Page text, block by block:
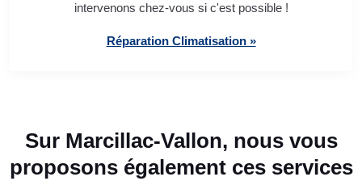
intervenons chez-vous si c'est possible !
Réparation Climatisation »
Sur Marcillac-Vallon, nous vous
proposons également ces services